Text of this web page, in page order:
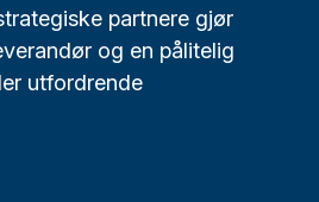
partnere gjør
og en pålitelig
utfordrende